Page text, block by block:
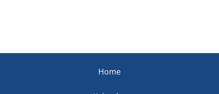
Home